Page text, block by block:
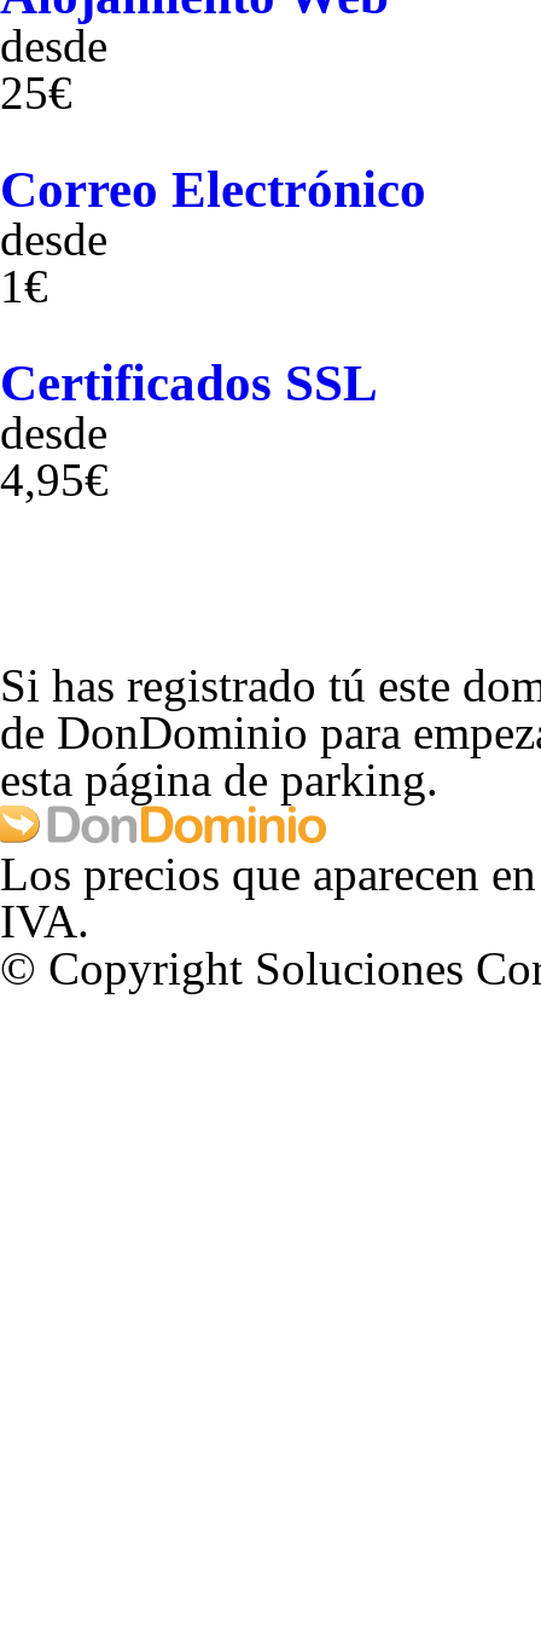
desde
25€
Correo Electrónico
desde
1€
Certificados SSL
desde
4,95€
Si has registrado tú este
de DonDominio para
esta página de parking.
Los precios que aparecen
IVA.
© Copyright Soluciones